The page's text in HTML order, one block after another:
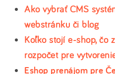
Ako vybrať CMS
webstránku či blog
Koľko stojí e-shop, čo
rozpočet pre
Eshop prenájom pre